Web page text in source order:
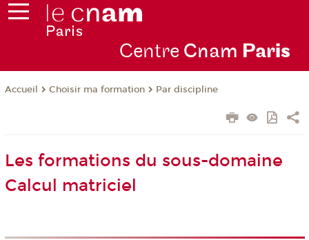
Centre Cnam Paris
Accueil Choisir ma formation Par discipline
Les formations du sous-domaine
Calcul matriciel